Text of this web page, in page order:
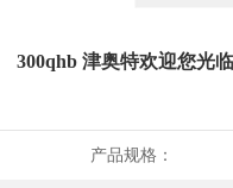
300qhb 津奥特欢迎您光
产品规格：